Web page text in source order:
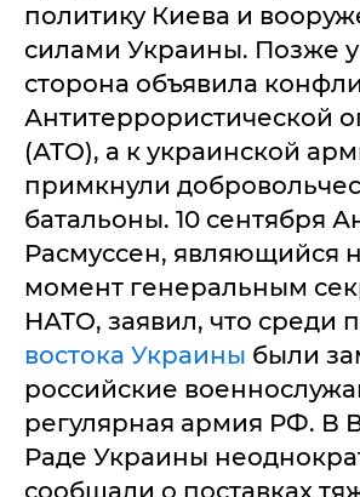
политику Киева и
силами Украины. Позже
сторона объявила
Антитеррористической
(АТО), а к украинской
примкнули
батальоны. 10 сентября
Расмуссен, являющийся
момент генеральным
НАТО, заявил, что среди
востока Украины были
российские
регулярная армия РФ. В
Раде Украины